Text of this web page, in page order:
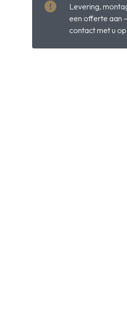
Levering,
een offerte aan
contact met u